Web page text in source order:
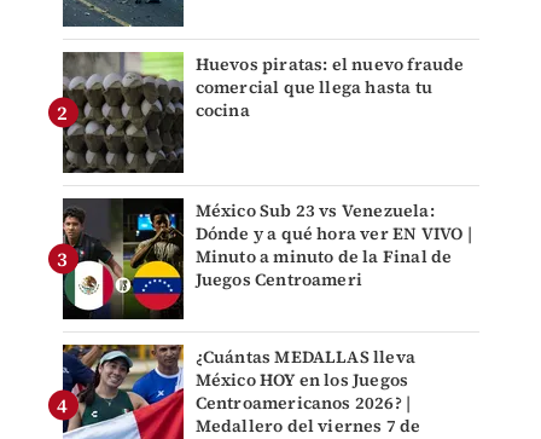
Huevos piratas: el nuevo fraude
comercial que llega hasta tu
cocina
México Sub 23 vs Venezuela:
Dónde y a qué hora ver EN VIVO |
Minuto a minuto de la Final de
Juegos Centroameri
¿Cuántas MEDALLAS lleva
México HOY en los Juegos
Centroamericanos 2026? |
Medallero del viernes 7 de